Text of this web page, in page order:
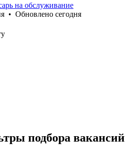
на обслуживание
• Обновлено сегодня
подбора вакансий